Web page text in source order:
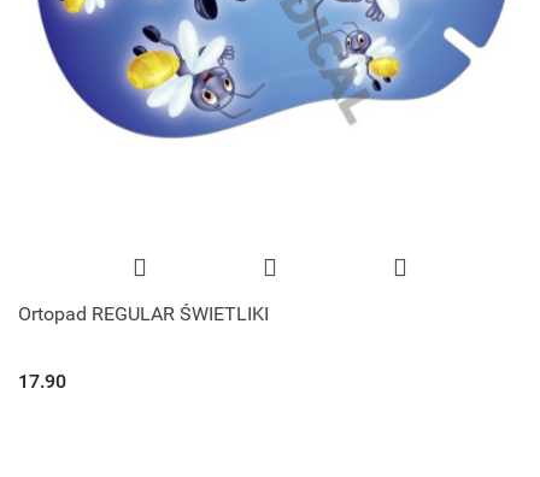
Ortopad REGULAR ŚWIETLIKI
17.90